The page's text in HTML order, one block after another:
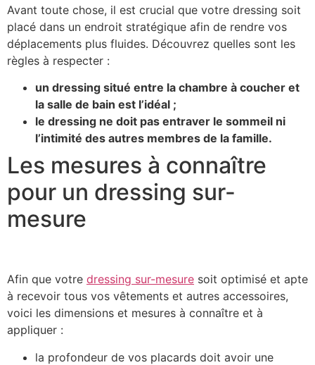
Avant toute chose, il est crucial que votre dressing soit
placé dans un endroit stratégique afin de rendre vos
déplacements plus fluides. Découvrez quelles sont les
règles à respecter :
un dressing situé entre la chambre à coucher et
la salle de bain est l’idéal ;
le dressing ne doit pas entraver le sommeil ni
l’intimité des autres membres de la famille.
Les mesures à connaître
pour un dressing sur-
mesure
Afin que votre dressing sur-mesure soit optimisé et apte
à recevoir tous vos vêtements et autres accessoires,
voici les dimensions et mesures à connaître et à
appliquer :
la profondeur de vos placards doit avoir une